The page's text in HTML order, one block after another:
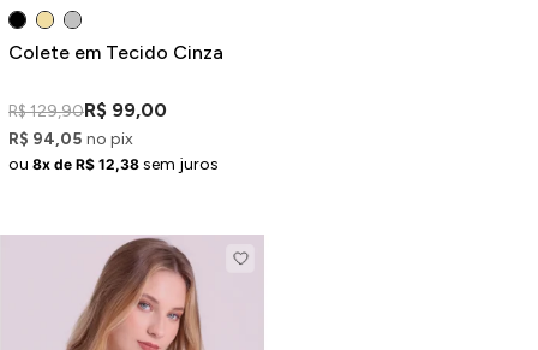
Colete em Tecido Cinza
R$ 129,90R$ 99,00
R$ 94,05 no pix
ou 8x de R$ 12,38 sem juros